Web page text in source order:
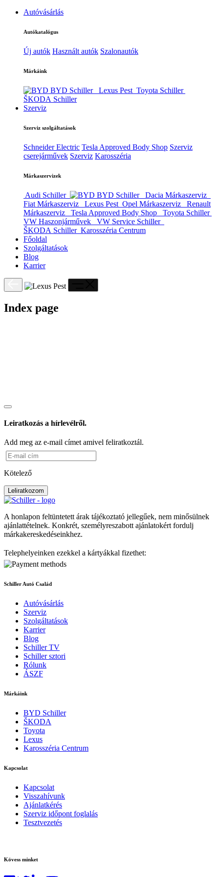
Autóvásárlás
Autókatalógus
Új autók Használt autók Szalonautók
Márkáink
BYD Schiller Lexus Pest Toyota Schiller
ŠKODA Schiller
Szerviz
Szerviz szolgáltatások
Schneider Electric Tesla Approved Body Shop Szerviz
cserejárművek Szerviz Karosszéria
Márkaszervizek
Audi Schiller BYD Schiller
Dacia Márkaszerviz
Fiat Márkaszerviz
Lexus Pest Opel Márkaszerviz
Renault
Márkaszerviz
Tesla Approved Body Shop
Toyota Schiller
VW Haszonjárművek
VW Service Schiller
ŠKODA Schiller Karosszéria Centrum
Főoldal
Szolgáltatások
Blog
Karrier
Index page
Leiratkozás a hírlevélről.
Add meg az e-mail címet amivel feliratkoztál.
Kötelező
Leliratkozom
A honlapon feltüntetett árak tájékoztató jellegűek, nem minősülnek
ajánlattételnek. Konkrét, személyreszabott ajánlatokért fordulj
márkakereskedéseinkhez.
Telephelyeinken ezekkel a kártyákkal fizethet:
Schiller Autó Család
Autóvásárlás
Szerviz
Szolgáltatások
Karrier
Blog
Schiller TV
Schiller sztori
Rólunk
ÁSZF
Márkáink
BYD Schiller
ŠKODA
Toyota
Lexus
Karosszéria Centrum
Kapcsolat
Kapcsolat
Visszahívunk
Ajánlatkérés
Szerviz időpont foglalás
Tesztvezetés
Kövess minket